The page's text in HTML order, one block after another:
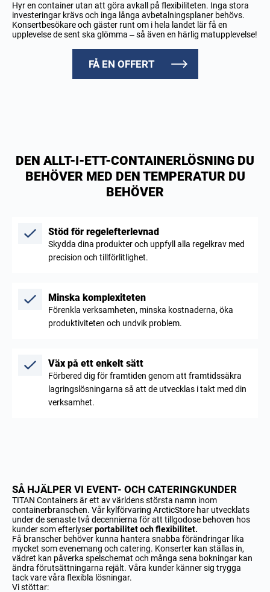
Hyr en container utan att göra avkall på flexibiliteten. Inga stora
investeringar krävs och inga långa avbetalningsplaner behövs.
Konsertbesökare och gäster runt om i hela landet lär få en
upplevelse de sent ska glömma – så även en härlig matupplevelse!
FÅ EN OFFERT
DEN ALLT-I-ETT-CONTAINERLÖSNING DU
BEHÖVER MED DEN TEMPERATUR DU
BEHÖVER
Stöd för regelefterlevnad
Skydda dina produkter och uppfyll alla regelkrav med
precision och tillförlitlighet.
Minska komplexiteten
Förenkla verksamheten, minska kostnaderna, öka
produktiviteten och undvik problem.
Väx på ett enkelt sätt
Förbered dig för framtiden genom att framtidssäkra
lagringslösningarna så att de utvecklas i takt med din
verksamhet.
SÅ HJÄLPER VI EVENT- OCH CATERINGKUNDER
TITAN Containers är ett av världens största namn inom
containerbranschen. Vår kylförvaring ArcticStore har utvecklats
under de senaste två decennierna för att tillgodose behoven hos
kunder som efterlyserportabilitet och flexibilitet.
Få branscher behöver kunna hantera snabba förändringar lika
mycket som evenemang och catering. Konserter kan ställas in,
vädret kan påverka spelschemat och många sena bokningar kan
ändra förutsättningarna rejält. Våra kunder känner sig trygga
tack vare våra flexibla lösningar.
Vi stöttar: